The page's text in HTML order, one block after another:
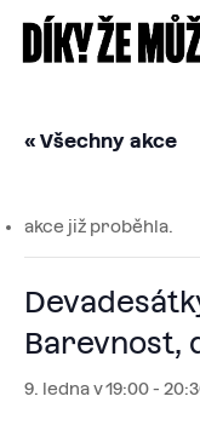
« Všechny akce
akce již proběhla.
Barevnost,
9. ledna v 19:00-